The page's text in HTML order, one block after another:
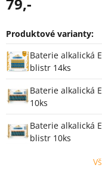
Produktové varianty:
Varianty
Baterie alkalická
blistr 14ks
Baterie alkalická
10ks
Baterie alkalická
blistr 10ks